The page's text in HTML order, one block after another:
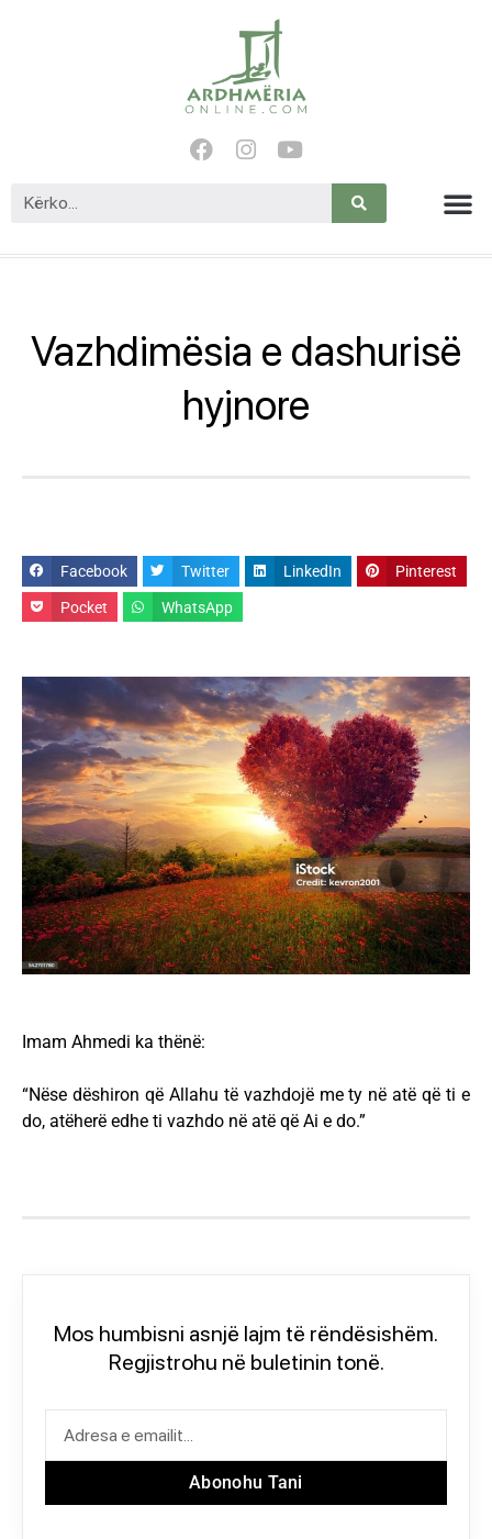
Vazhdimësia e dashurisë
hyjnore
Facebook Twitter LinkedIn Pinterest
Pocket WhatsApp
Imam Ahmedi ka thënë:
“Nëse dëshiron që Allahu të vazhdojë me ty në atë që ti e
do, atëherë edhe ti vazhdo në atë që Ai e do.”
Mos humbisni asnjë lajm të rëndësishëm.
Regjistrohu në buletinin tonë.
Abonohu Tani